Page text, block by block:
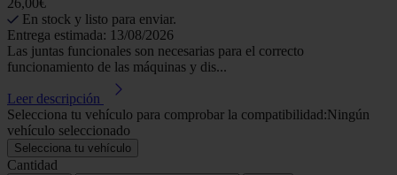
26,00€
En stock y listo para enviar.
Entrega estimada: 13/08/2026
Las juntas funcionales son necesarias para el correcto
funcionamiento de las máquinas y dis...
Leer descripción
Selecciona tu vehículo para comprobar la compatibilidad:Ningún
vehículo seleccionado
Selecciona tu vehículo
Cantidad